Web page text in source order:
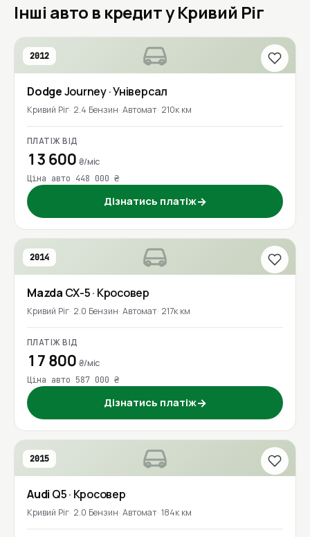
Інші авто в кредит у Кривий Ріг
2012
DodgeJourney· Універсал
Кривий Ріг 2.4 Бензин Автомат 210к км
ПЛАТІЖ ВІД
13 600 ₴/міс
Ціна авто 448 000 ₴
Дізнатись платіж→
2014
Mazda CX-5· Кросовер
Кривий Ріг 2.0 Бензин Автомат 217к км
ПЛАТІЖ ВІД
17 800 ₴/міс
Ціна авто 587 000 ₴
Дізнатись платіж→
2015
Audi Q5· Кросовер
Кривий Ріг 2.0 Бензин Автомат 184к км